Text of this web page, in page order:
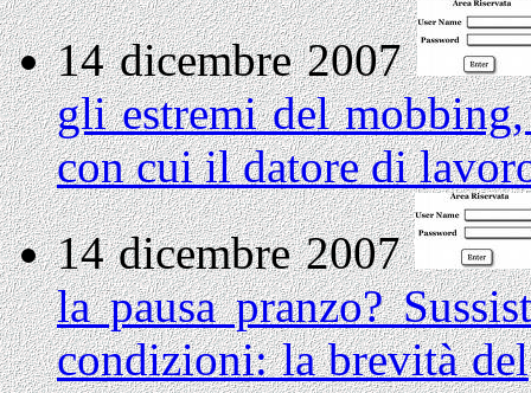
14 dicembre 2007
gli estremi del
con cui il datore di
14 dicembre 2007
la pausa pranzo?
condizioni: la brevità del